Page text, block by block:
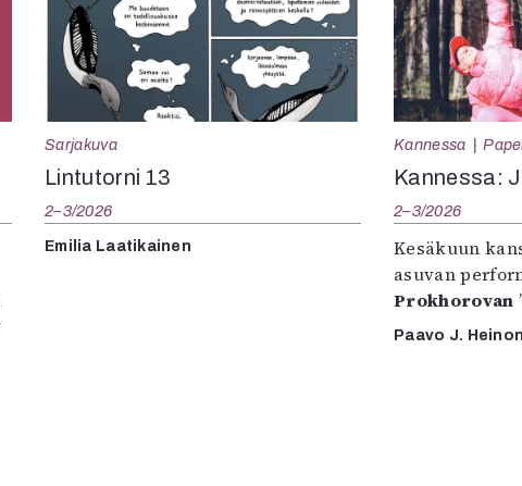
Sarjakuva
Lintutorni 13
2–3/2026
Emilia Laatikainen
Kannessa
Kannessa:
2–3/2026
Kesäkuun
asuvan
Prokhorovan
Paavo J.